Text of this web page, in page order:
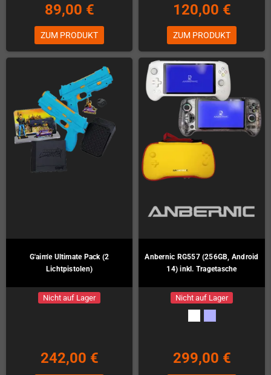
89,00 €
ZUM PRODUKT
120,00 €
ZUM PRODUKT
G'aim'e Ultimate Pack (2
Lichtpistolen)
Nicht auf Lager
242,00 €
Anbernic RG557 (256GB, Android
14) inkl. Tragetasche
Nicht auf Lager
299,00 €